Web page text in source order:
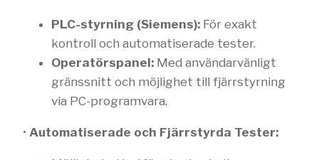
PLC-styrning (Siemens): För exakt
kontroll och automatiserade tester.
Operatörspanel: Med användarvänligt
gränssnitt och möjlighet till fjärrstyrning
via PC-programvara.
• Automatiserade och Fjärrstyrda Tester: